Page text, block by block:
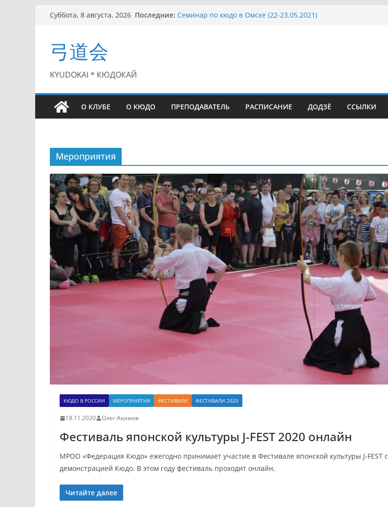
Перейти
Суббота, 8 августа, 2026 Последние: (27.06.2021)
弓道会
KYUDOKAI * КЮДОКАЙ
О КЛУБЕ О КЮДО ПРЕПОДАВАТЕЛЬ РАСПИСАНИЕ ДОДЗЁ ССЫЛКИ
Мероприятия
КЮДО В РОССИИ МЕРОПРИЯТИЯ ФЕСТИВАЛИ ФЕСТИВАЛИ 2020
18.11.2020 Олег Акимов
Фестиваль японской культуры J-FEST 2020 онлайн
МРОО «Федерация Кюдо» ежегодно принимает участие в Фестивале японской культуры J-FEST с
демонстрацией Кюдо. В этом году фестиваль проходит онлайн,
Читайте далее